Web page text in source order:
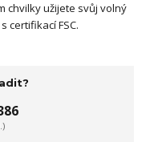
chvilky užijete svůj volný
certifikací FSC.